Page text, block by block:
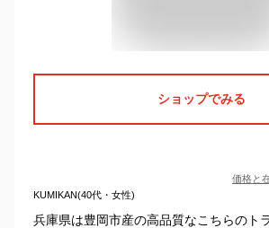
ショップでみる
価格と
KUMIKAN(40代・女性)
兵庫県は豊岡市産の高品質なこちらのト